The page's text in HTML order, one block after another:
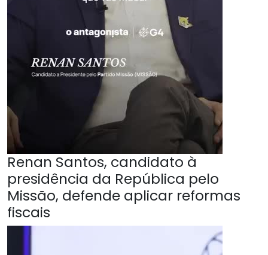
Renan Santos, candidato à
presidência da República pelo
Missão, defende aplicar reformas
fiscais